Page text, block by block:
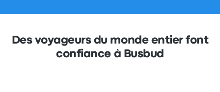
Des voyageurs du monde entier font
confiance à Busbud